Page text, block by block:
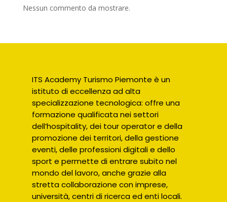
Nessun commento da mostrare.
ITS Academy Turismo Piemonte è un
istituto di eccellenza ad alta
specializzazione tecnologica: offre una
formazione qualificata nei settori
dell’hospitality, dei tour operator e della
promozione dei territori, della gestione
eventi, delle professioni digitali e dello
sport e permette di entrare subito nel
mondo del lavoro, anche grazie alla
stretta collaborazione con imprese,
università, centri di ricerca ed enti locali.